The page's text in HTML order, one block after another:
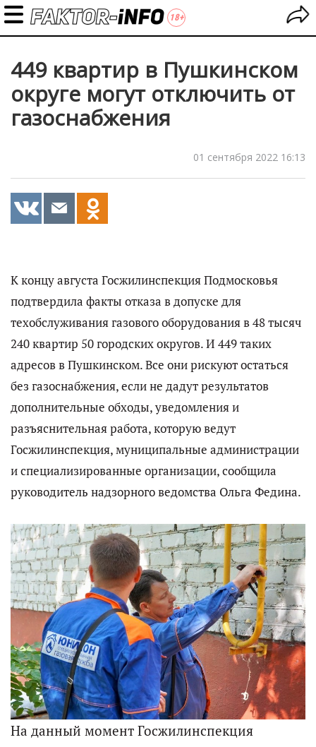
449 квартир в Пушкинском
округе могут отключить от
газоснабжения
01 сентября 2022 16:13
К концу августа Госжилинспекция Подмосковья
подтвердила факты отказа в допуске для
техобслуживания газового оборудования в 48 тысяч
240 квартир 50 городских округов. И 449 таких
адресов в Пушкинском. Все они рискуют остаться
без газоснабжения, если не дадут результатов
дополнительные обходы, уведомления и
разъяснительная работа, которую ведут
Госжилинспекция, муниципальные администрации
и специализированные организации, сообщила
руководитель надзорного ведомства Ольга Федина.
На данный момент Госжилинспекция